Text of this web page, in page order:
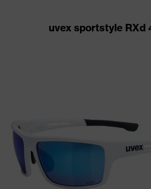
uvex sportstyle RXd